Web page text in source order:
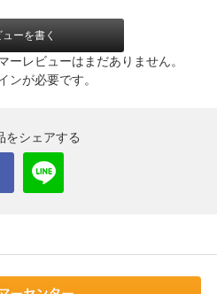
ューを書く
ーレビューはまだありません。
ンが必要です。
をシェアする